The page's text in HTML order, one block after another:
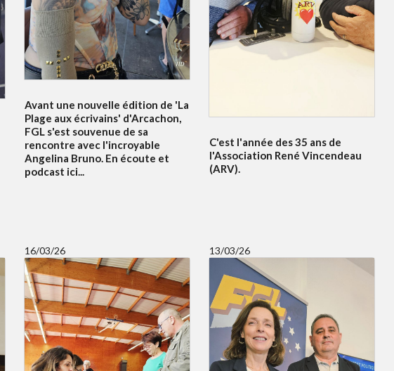
Avant une nouvelle édition de 'La
Plage aux écrivains' d'Arcachon,
FGL s'est souvenue de sa
rencontre avec l'incroyable
Angelina Bruno. En écoute et
podcast ici...
C'est l'année des 35 ans de
l'Association René Vincendeau
(ARV).
16/03/26 13/03/26